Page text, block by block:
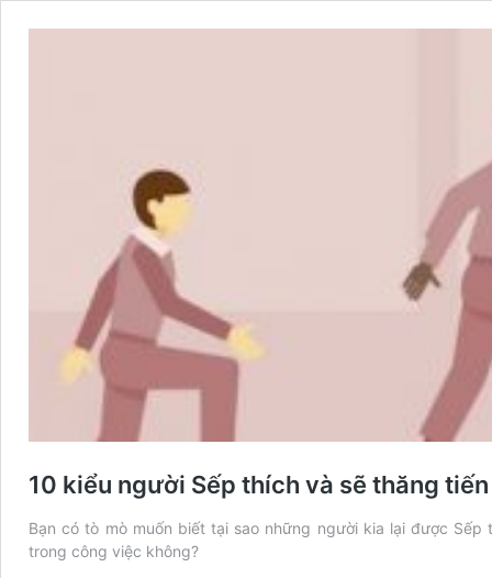
10 kiểu người Sếp thích và sẽ thăng
Bạn có tò mò muốn biết tại sao những người kia lại được
trong công việc không?